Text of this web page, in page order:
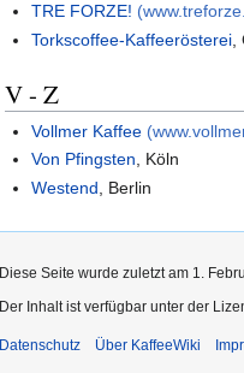
TRE FORZE!
Torkscoffee-Kaffeerösterei
V - Z
Vollmer Kaffee
Von Pfingsten, Köln
Westend , Berlin
Diese Seite wurde zuletzt am 1.
Der Inhalt ist verfügbar unter der
Datenschutz Über KaffeeWiki